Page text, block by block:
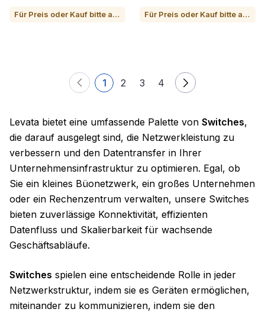
Für Preis oder Kauf bitte anrufen Für Preis oder Kauf bitte anrufen
1 2 3 4
Levata bietet eine umfassende Palette von Switches,
die darauf ausgelegt sind, die Netzwerkleistung zu
verbessern und den Datentransfer in Ihrer
Unternehmensinfrastruktur zu optimieren. Egal, ob
Sie ein kleines Büonetzwerk, ein großes Unternehmen
oder ein Rechenzentrum verwalten, unsere Switches
bieten zuverlässige Konnektivität, effizienten
Datenfluss und Skalierbarkeit für wachsende
Geschäftsabläufe.
Switches spielen eine entscheidende Rolle in jeder
Netzwerkstruktur, indem sie es Geräten ermöglichen,
miteinander zu kommunizieren, indem sie den